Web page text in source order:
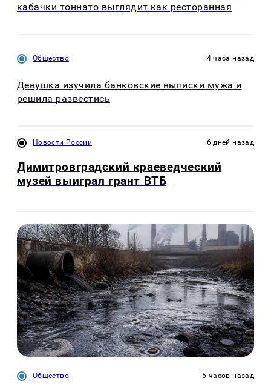
кабачки тоннато выглядит как ресторанная
Общество 4 часа назад
Девушка изучила банковские выписки мужа и
решила развестись
Новости России 6 дней назад
Димитровградский краеведческий
музей выиграл грант ВТБ
Общество 5 часов назад